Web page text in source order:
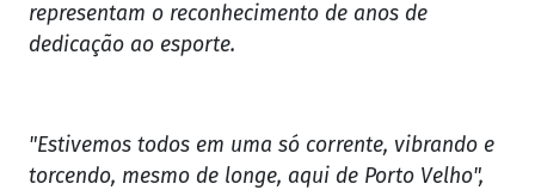
representam o reconhecimento de anos de
dedicação ao esporte.
"Estivemos todos em uma só corrente, vibrando e
torcendo, mesmo de longe, aqui de Porto Velho",